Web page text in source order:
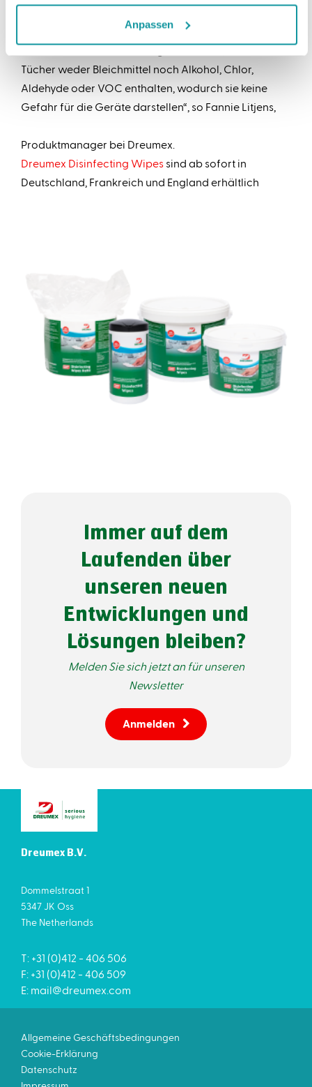
Anpassen
wichtigsten Bakterien in einem Fitnesszentrum
abtöten. Ein anderer wichtiger Vorteil ist, dass die
Tücher weder Bleichmittel noch Alkohol, Chlor,
Aldehyde oder VOC enthalten, wodurch sie keine
Gefahr für die Geräte darstellen“, so Fannie Litjens,
Produktmanager bei Dreumex.
Dreumex Disinfecting Wipes sind ab sofort in
Deutschland, Frankreich und England erhältlich
Immer auf dem
Laufenden über
unseren neuen
Entwicklungen und
Lösungen bleiben?
Melden Sie sich jetzt an für unseren
Newsletter
Anmelden
Dreumex B.V.
Dommelstraat 1
5347 JK Oss
The Netherlands
T: +31 (0)412 - 406 506
F: +31 (0)412 - 406 509
E: mail@dreumex.com
Allgemeine Geschäftsbedingungen
Cookie-Erklärung
Datenschutz